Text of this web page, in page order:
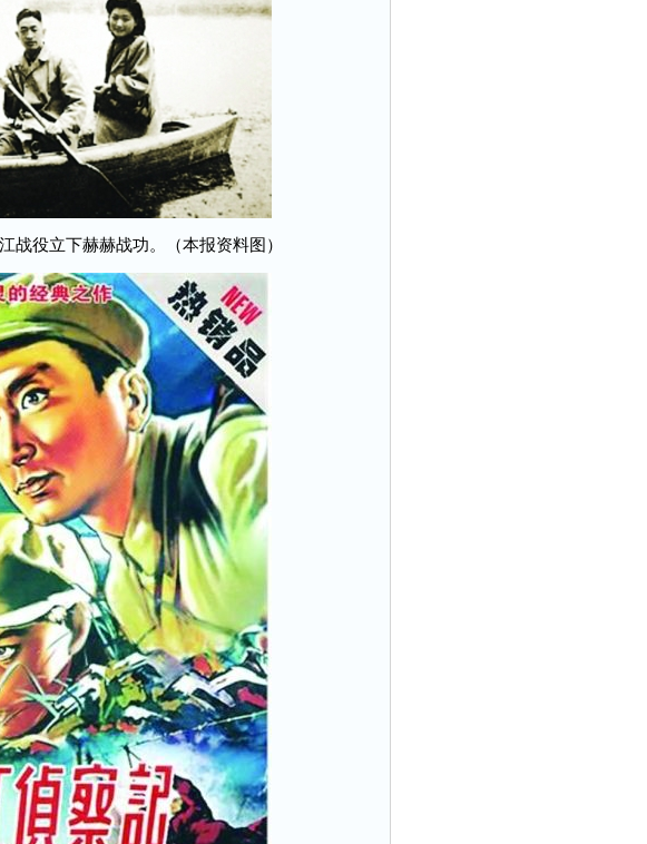
战役立下赫赫战功。（本报资料图）